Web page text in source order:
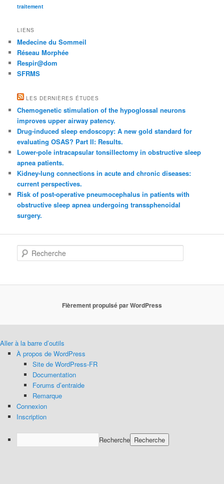
traitement
LIENS
Medecine du Sommeil
Réseau Morphée
Respir@dom
SFRMS
LES DERNIÈRES ÉTUDES
Chemogenetic stimulation of the hypoglossal neurons
improves upper airway patency.
Drug-induced sleep endoscopy: A new gold standard for
evaluating OSAS? Part II: Results.
Lower-pole intracapsular tonsillectomy in obstructive sleep
apnea patients.
Kidney-lung connections in acute and chronic diseases:
current perspectives.
Risk of post-operative pneumocephalus in patients with
obstructive sleep apnea undergoing transsphenoidal
surgery.
Recherche
Fièrement propulsé par WordPress
Aller à la barre d’outils
À propos de WordPress
Site de WordPress-FR
Documentation
Forums d’entraide
Remarque
Connexion
Inscription
Recherche